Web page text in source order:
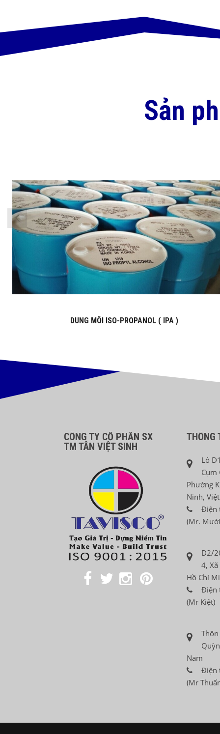
Sản
DUNG MÔI ISO-PROPANOL ( IPA )
CÔNG TY CỔ PHẦN SX
TM TÂN VIỆT SINH
THÔNG
Lô
Cụm
Phường
Ninh,
Điện
(Mr.
D2/
4,
Hồ Chí
Điện
(Mr Kiệt)
Nam
Điện
(Mr